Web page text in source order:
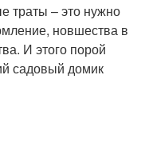
траты – это нужно
новшества в
И этого порой
садовый домик